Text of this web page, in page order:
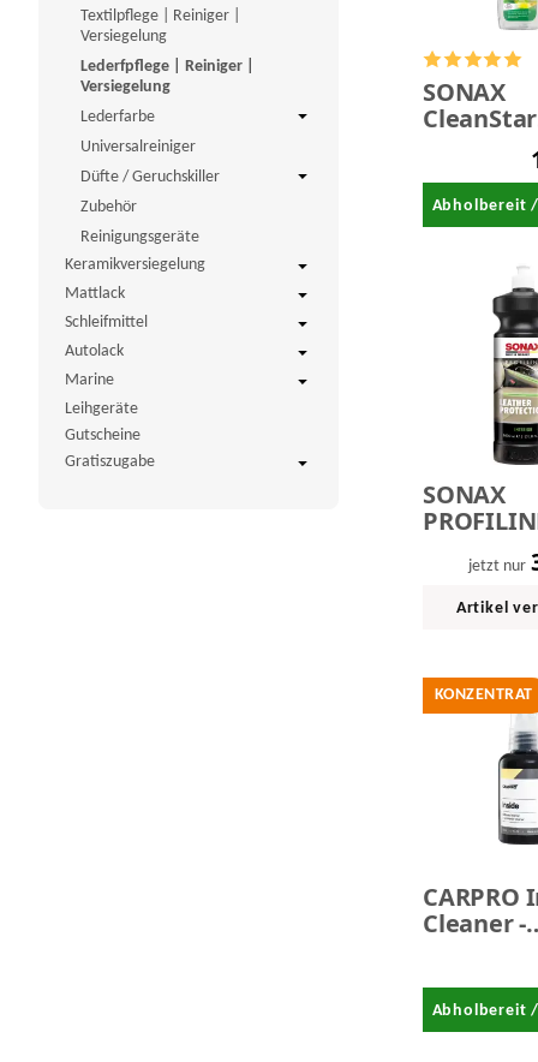
SONAX
CleanStar
ECOCERT
750 ml
Abholbereit /
SONAX
-
Liter
jetzt nur
Artikel
KONZENTRAT
CARPRO
Cleaner -
- SALE
Abholbereit /
Textilpflege | Reiniger |
Versiegelung
Lederfpflege | Reiniger |
Versiegelung
Lederfarbe
Universalreiniger
Düfte / Geruchskiller
Zubehör
Reinigungsgeräte
Keramikversiegelung
Mattlack
Schleifmittel
Autolack
Marine
Leihgeräte
Gutscheine
Gratiszugabe